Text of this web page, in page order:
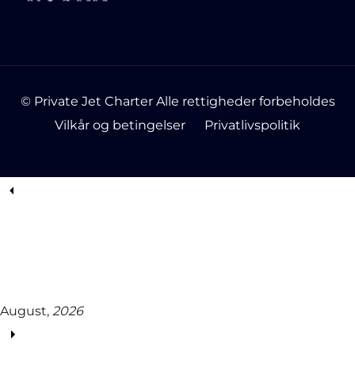
© Private Jet Charter Alle rettigheder forbeholdes
Vilkår og betingelser
Privatlivspolitik
August, 2026